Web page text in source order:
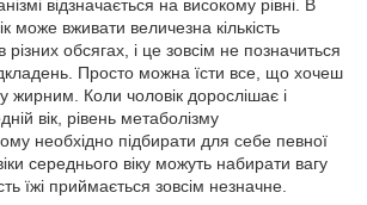
відзначається на високому рівні. В
може вживати величезна кількість
в різних обсягах, і це зовсім не позначиться
Просто можна їсти все, що хочеш
жирним. Коли чоловік дорослішає і
вік, рівень метаболізму
необхідно підбирати для себе певної
середнього віку можуть набирати вагу
їжі приймається зовсім незначне.